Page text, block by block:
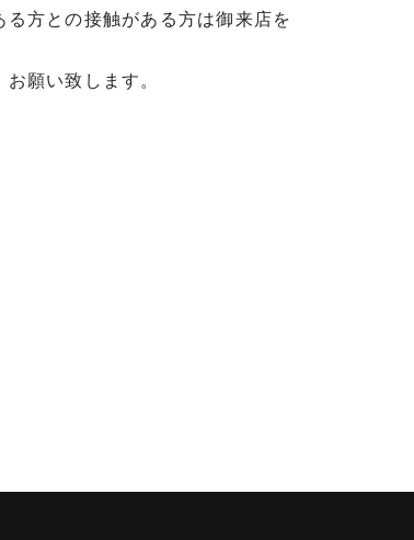
方との接触がある方は御来店を
願い致します。